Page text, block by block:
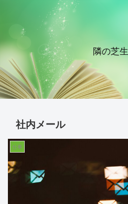
隣の芝生
社内メール
仕事